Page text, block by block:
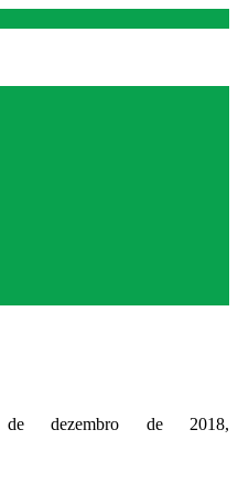
dezembro de 2018,